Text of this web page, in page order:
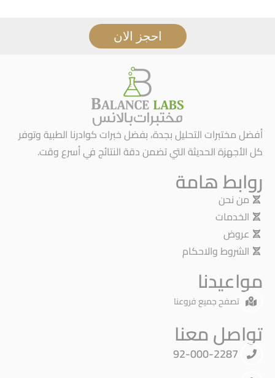
احجز الان
أفضل مختبرات التحليل بجدة، بفضل خبرات كوادرنا الطبية وتوفر
كل الأجهزة الحديثة التي تضمن دقة النتائج في أسرع وقت.
روابط هامة
من نحن
الخدمات
عروض
الشروط والاحكام
مواعيدنا
تصفح جميع فروعنا
تواصل معنا